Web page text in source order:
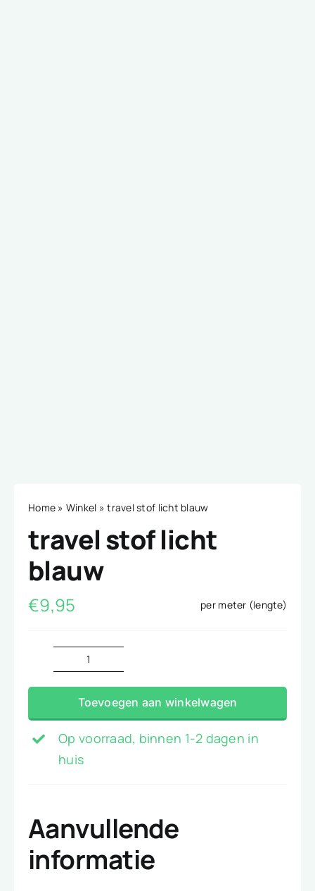
Home » Winkel »travel stof licht blauw
travel stof licht
blauw
€9,95 per meter (lengte)
travel
stof
licht
blauw
aantal
Toevoegen aan winkelwagen
Op voorraad, binnen 1-2 dagen in
huis
Aanvullende
informatie